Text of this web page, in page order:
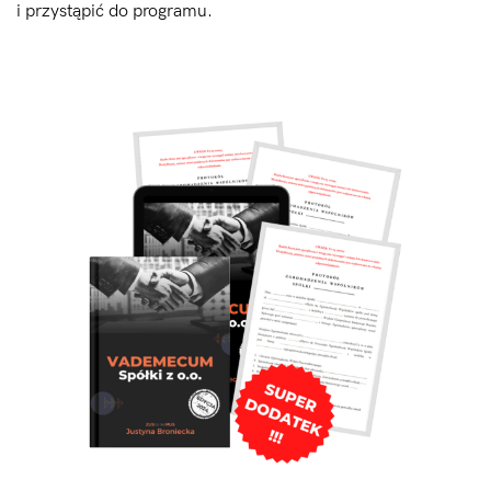
i przystąpić do programu.